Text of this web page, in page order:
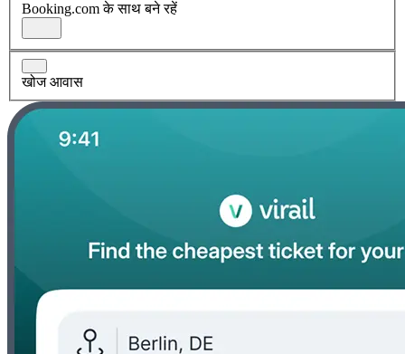
Booking.com के साथ बने रहें
खोज आवास